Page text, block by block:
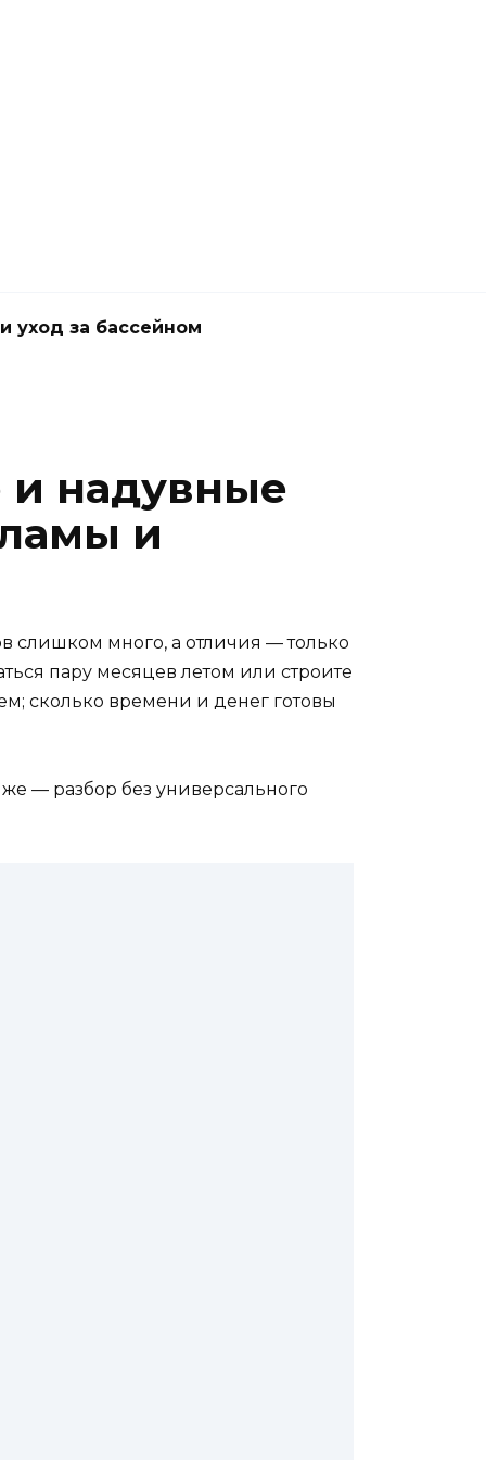
уход за бассейном
и надувные
и
слишком много, а отличия — только
пару месяцев летом или строите
сколько времени и денег готовы
— разбор без универсального